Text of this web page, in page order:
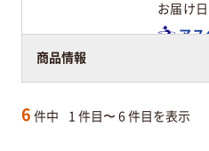
商品情報
お届け日
アス
6 件中 1 件目〜 6 件目を表示